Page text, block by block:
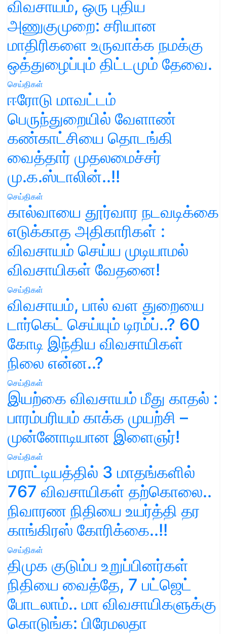
விவசாயம், ஒரு புதிய
அணுகுமுறை: சரியான
மாதிரிகளை உருவாக்க நமக்கு
ஒத்துழைப்பும் திட்டமும் தேவை.
செய்திகள்
ஈரோடு மாவட்டம்
பெருந்துறையில் வேளாண்
கண்காட்சியை தொடங்கி
வைத்தார் முதலமைச்சர்
மு.க.ஸ்டாலின்..!!
செய்திகள்
கால்வாயை தூர்வார நடவடிக்கை
எடுக்காத அதிகாரிகள் :
விவசாயம் செய்ய முடியாமல்
விவசாயிகள் வேதனை!
செய்திகள்
விவசாயம், பால் வள துறையை
டார்கெட் செய்யும் டிரம்ப்..? 60
கோடி இந்திய விவசாயிகள்
நிலை என்ன..?
செய்திகள்
இயற்கை விவசாயம் மீது காதல் :
பாரம்பரியம் காக்க முயற்சி –
முன்னோடியான இளைஞர்!
செய்திகள்
மராட்டியத்தில் 3 மாதங்களில்
767 விவசாயிகள் தற்கொலை..
நிவாரண நிதியை உயர்த்தி தர
காங்கிரஸ் கோரிக்கை..!!
செய்திகள்
திமுக குடும்ப உறுப்பினர்கள்
நிதியை வைத்தே, 7 பட்ஜெட்
போடலாம்.. மா விவசாயிகளுக்கு
கொடுங்க: பிரேமலதா